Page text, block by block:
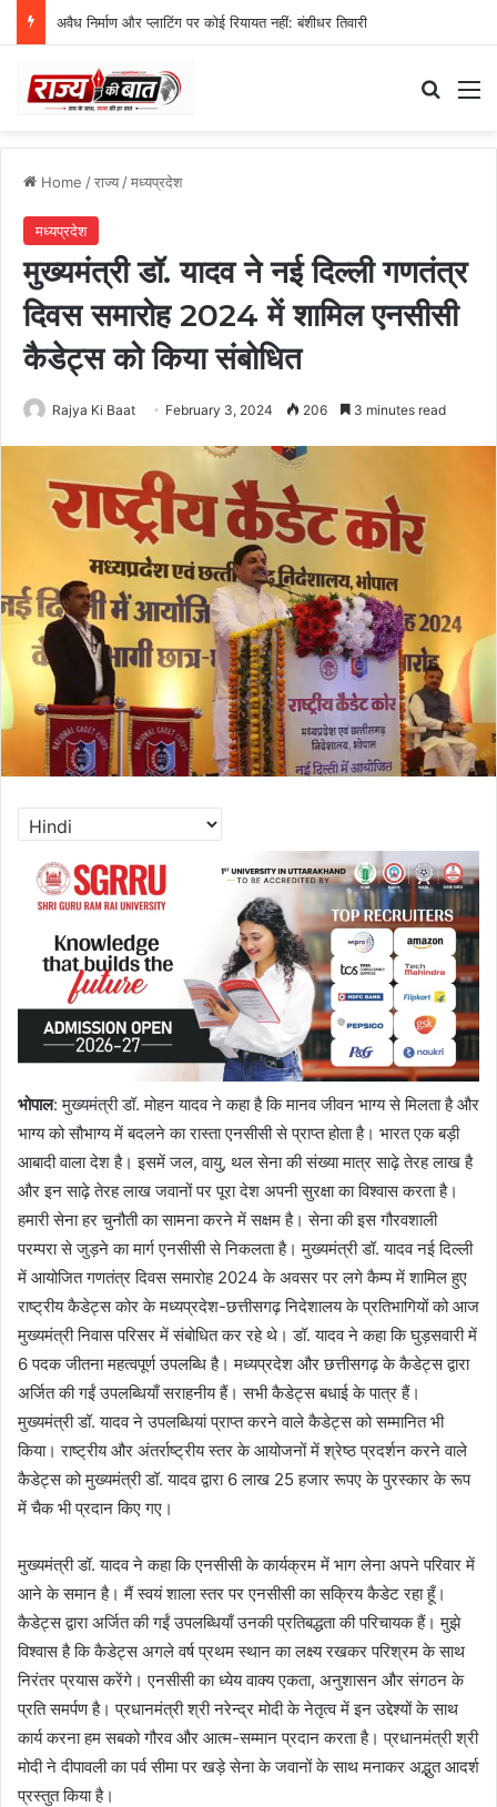
अवैध निर्माण और प्लाटिंग पर कोई रियायत नहीं: बंशीधर तिवारी
Home /राज्य/मध्यप्रदेश
मध्यप्रदेश
मुख्यमंत्री डॉ. यादव ने नई दिल्ली गणतंत्र
दिवस समारोह 2024 में शामिल एनसीसी
कैडेट्स को किया संबोधित
Rajya Ki Baat February 3, 2024 206 3 minutes read
भोपाल: मुख्यमंत्री डॉ. मोहन यादव ने कहा है कि मानव जीवन भाग्य से मिलता है और
भाग्य को सौभाग्य में बदलने का रास्ता एनसीसी से प्राप्त होता है। भारत एक बड़ी
आबादी वाला देश है। इसमें जल, वायु, थल सेना की संख्या मात्र साढ़े तेरह लाख है
और इन साढ़े तेरह लाख जवानों पर पूरा देश अपनी सुरक्षा का विश्वास करता है।
हमारी सेना हर चुनौती का सामना करने में सक्षम है। सेना की इस गौरवशाली
परम्परा से जुड़ने का मार्ग एनसीसी से निकलता है। मुख्यमंत्री डॉ. यादव नई दिल्ली
में आयोजित गणतंत्र दिवस समारोह 2024 के अवसर पर लगे कैम्प में शामिल हुए
राष्ट्रीय कैडेट्स कोर के मध्यप्रदेश-छत्तीसगढ़ निदेशालय के प्रतिभागियों को आज
मुख्यमंत्री निवास परिसर में संबोधित कर रहे थे। डॉ. यादव ने कहा कि घुड़सवारी में
6 पदक जीतना महत्वपूर्ण उपलब्धि है। मध्यप्रदेश और छत्तीसगढ़ के कैडेट्स द्वारा
अर्जित की गईं उपलब्धियाँ सराहनीय हैं। सभी कैडेट्स बधाई के पात्र हैं।
मुख्यमंत्री डॉ. यादव ने उपलब्धियां प्राप्त करने वाले कैडेट्स को सम्मानित भी
किया। राष्ट्रीय और अंतर्राष्ट्रीय स्तर के आयोजनों में श्रेष्ठ प्रदर्शन करने वाले
कैडेट्स को मुख्यमंत्री डॉ. यादव द्वारा 6 लाख 25 हजार रूपए के पुरस्कार के रूप
में चैक भी प्रदान किए गए।
मुख्यमंत्री डॉ. यादव ने कहा कि एनसीसी के कार्यक्रम में भाग लेना अपने परिवार में
आने के समान है। मैं स्वयं शाला स्तर पर एनसीसी का सक्रिय कैडेट रहा हूँ।
कैडेट्स द्वारा अर्जित की गईं उपलब्धियाँ उनकी प्रतिबद्धता की परिचायक हैं। मुझे
विश्वास है कि कैडेट्स अगले वर्ष प्रथम स्थान का लक्ष्य रखकर परिश्रम के साथ
निरंतर प्रयास करेंगे। एनसीसी का ध्येय वाक्य एकता, अनुशासन और संगठन के
प्रति समर्पण है। प्रधानमंत्री श्री नरेन्द्र मोदी के नेतृत्व में इन उद्देश्यों के साथ
कार्य करना हम सबको गौरव और आत्म-सम्मान प्रदान करता है। प्रधानमंत्री श्री
मोदी ने दीपावली का पर्व सीमा पर खड़े सेना के जवानों के साथ मनाकर अद्भुत आदर्श
प्रस्तुत किया है।